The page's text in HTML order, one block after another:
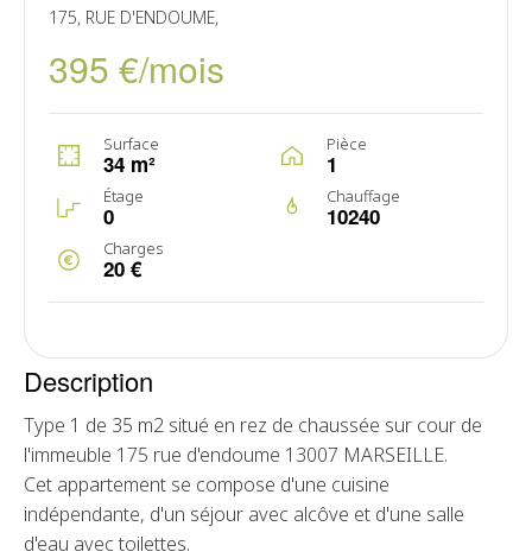
175, RUE D'ENDOUME,
395 €/mois
Surface
34 m²
Pièce
1
Étage
0
Chauffage
10240
Charges
20 €
Description
Type 1 de 35 m2 situé en rez de chaussée sur cour de
l'immeuble 175 rue d'endoume 13007 MARSEILLE.
Cet appartement se compose d'une cuisine
indépendante, d'un séjour avec alcôve et d'une salle
d'eau avec toilettes.